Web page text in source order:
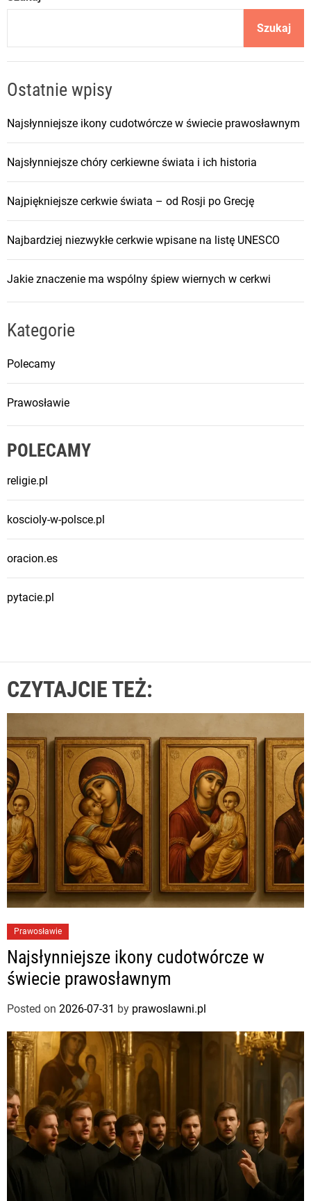
Szukaj
Ostatnie wpisy
Najsłynniejsze ikony cudotwórcze w świecie prawosławnym
Najsłynniejsze chóry cerkiewne świata i ich historia
Najpiękniejsze cerkwie świata – od Rosji po Grecję
Najbardziej niezwykłe cerkwie wpisane na listę UNESCO
Jakie znaczenie ma wspólny śpiew wiernych w cerkwi
Kategorie
Polecamy
Prawosławie
POLECAMY
religie.pl
koscioly-w-polsce.pl
oracion.es
pytacie.pl
CZYTAJCIE TEŻ:
Prawosławie
Najsłynniejsze ikony cudotwórcze w
świecie prawosławnym
Posted on 2026-07-31 by prawoslawni.pl